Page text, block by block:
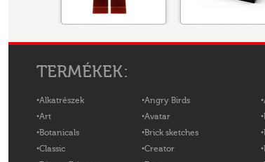
TERMÉKEK:
Alkatrészek
Art
Botanicals
Classic
Angry Birds
Avatar
Brick sketches
Creator